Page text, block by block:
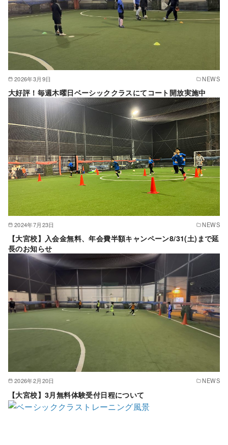
2026年3月9日 NEWS
大好評！毎週木曜日ベーシッククラスにてコート開放実施中
2024年7月23日 NEWS
【大宮校】入会金無料、年会費半額キャンペーン8/31(土)まで延
長のお知らせ
2026年2月20日 NEWS
【大宮校】3月無料体験受付日程について